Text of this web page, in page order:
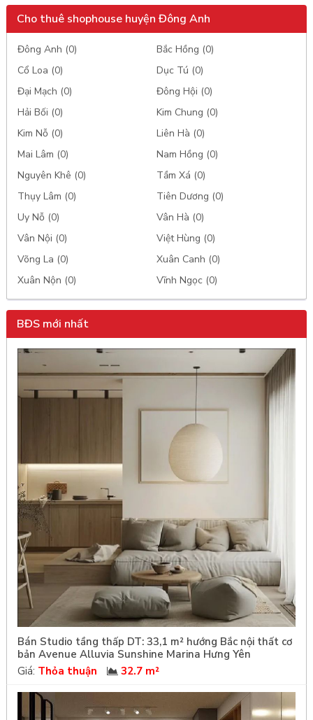
Cho thuê shophouse huyện Đông Anh
Đông Anh (0)
Bắc Hồng (0)
Cổ Loa (0)
Dục Tú (0)
Đại Mạch (0)
Đông Hội (0)
Hải Bối (0)
Kim Chung (0)
Kim Nỗ (0)
Liên Hà (0)
Mai Lâm (0)
Nam Hồng (0)
Nguyên Khê (0)
Tầm Xá (0)
Thụy Lâm (0)
Tiên Dương (0)
Uy Nỗ (0)
Vân Hà (0)
Vân Nội (0)
Việt Hùng (0)
Võng La (0)
Xuân Canh (0)
Xuân Nộn (0)
Vĩnh Ngọc (0)
BĐS mới nhất
Bán Studio tầng thấp DT: 33,1 m² hướng Bắc nội thất cơ
bản Avenue Alluvia Sunshine Marina Hưng Yên
Giá: Thỏa thuận 32.7 m²